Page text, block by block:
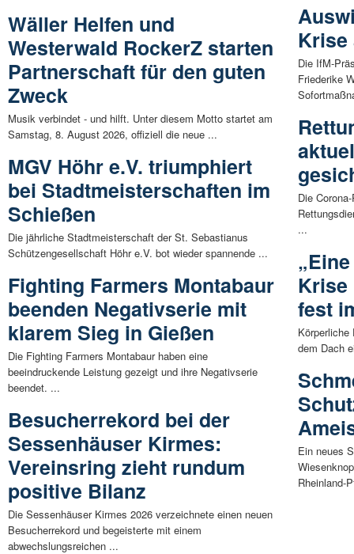
Wäller Helfen und
Westerwald RockerZ starten
Partnerschaft für den guten
Zweck
Musik verbindet - und hilft. Unter diesem Motto startet am
Samstag, 8. August 2026, offiziell die neue ...
MGV Höhr e.V. triumphiert
bei Stadtmeisterschaften im
Schießen
Die jährliche Stadtmeisterschaft der St. Sebastianus
Schützengesellschaft Höhr e.V. bot wieder spannende ...
Fighting Farmers Montabaur
beenden Negativserie mit
klarem Sieg in Gießen
Die Fighting Farmers Montabaur haben eine
beeindruckende Leistung gezeigt und ihre Negativserie
beendet. ...
Besucherrekord bei der
Sessenhäuser Kirmes:
Vereinsring zieht rundum
positive Bilanz
Die Sessenhäuser Kirmes 2026 verzeichnete einen neuen
Besucherrekord und begeisterte mit einem
abwechslungsreichen ...
Krise
Die IfM-
Friederike
Die
...
Krise
fest
Körperliche
dem Dach
Ein neues
Rheinland-